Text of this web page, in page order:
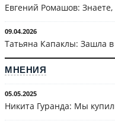
Евгений Ромашов:
09.04.2026
Татьяна Капаклы: Зашла
МНЕНИЯ
05.05.2025
Никита Гуранда: Мы